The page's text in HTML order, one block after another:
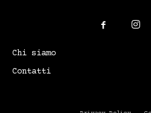
Chi siamo
Contatti